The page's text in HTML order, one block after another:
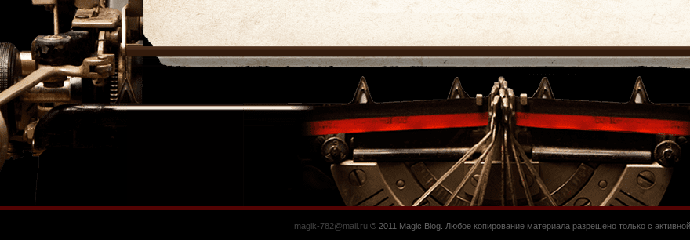
magik-782@mail.ru © 2011 Magic Blog. Любое копирование материала разрешено только с